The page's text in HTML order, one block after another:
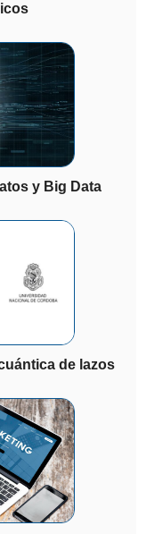
y Big Data
de lazos